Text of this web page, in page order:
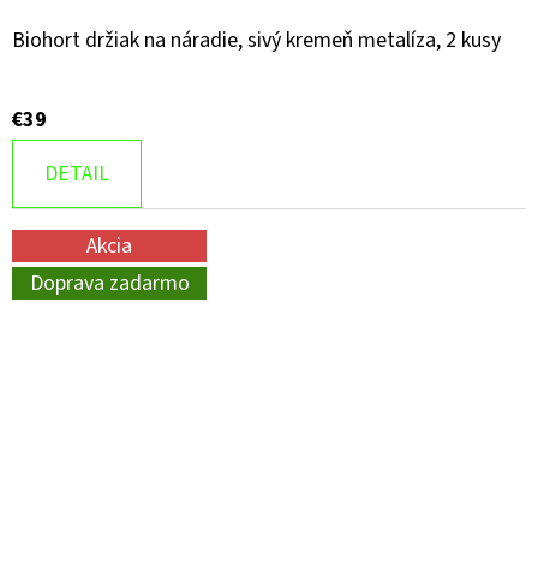
Biohort držiak na náradie, sivý kremeň metalíza, 2 kusy
€39
DETAIL
Akcia
Doprava zadarmo